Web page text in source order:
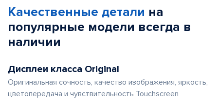
Качественные детали на
популярные модели всегда в
наличии
Дисплеи класса Original
Оригинальная сочность, качество изображения, яркость,
цветопередача и чувствительность Touchscreen